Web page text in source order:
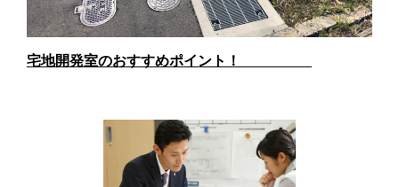
宅地開発室のおすすめポイント！